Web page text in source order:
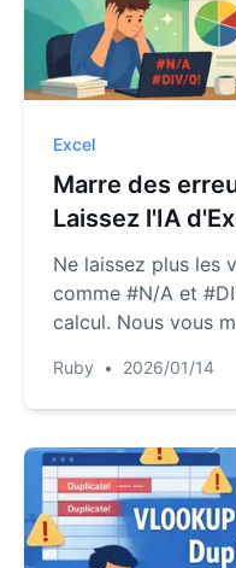
Excel
Marre des
Laissez l'IA
formules
Ne laissez plus les
comme #N/A et
calcul. Nous vous
comment
automatise la
gagner des heures
formules.
Ruby • 2026/01/14